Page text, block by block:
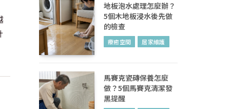
地板泡水處理怎麼辦？
5個木地板浸水後先做
的檢查
療癒空間 居家維護
馬賽克瓷磚保養怎麼
做？5個馬賽克清潔發
黑提醒